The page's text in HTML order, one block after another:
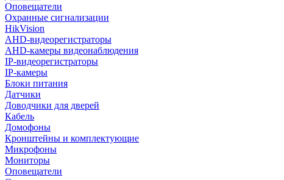
Оповещатели
Охранные сигнализации
HikVision
AHD-видеорегистраторы
AHD-камеры видеонаблюдения
IP-видеорегистраторы
IP-камеры
Блоки питания
Датчики
Доводчики для дверей
Кабель
Домофоны
Кронштейны и комплектующие
Микрофоны
Мониторы
Оповещатели